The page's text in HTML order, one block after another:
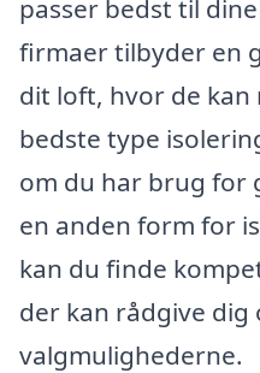
passer bedst til
firmaer tilbyder en
dit loft, hvor de kan
bedste type
om du har brug for
en anden form for
kan du finde
der kan rådgive dig
valgmulighederne.